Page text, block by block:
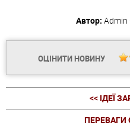
Автор: Admin
ОЦІНИТИ НОВИНУ
<< ІДЕЇ
ПЕРЕВАГИ